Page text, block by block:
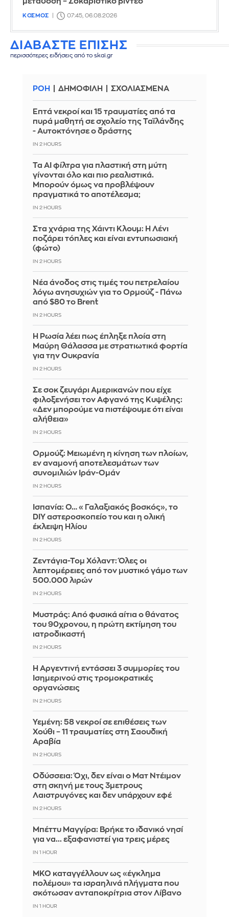
ΚΟΣΜΟΣ 07:45, 06.08.2026
ΔΙΑΒΑΣΤΕ ΕΠΙΣΗΣ
περισσότερες ειδήσεις από το skai.gr
ΡΟΗ ΔΗΜΟΦΙΛΗ ΣΧΟΛΙΑΣΜΕΝΑ
Επτά νεκροί και 15 τραυματίες από τα
πυρά μαθητή σε σχολείο της Ταϊλάνδης
- Αυτοκτόνησε ο δράστης
IN 2 HOURS
Τα AI φίλτρα για πλαστική στη μύτη
γίνονται όλο και πιο ρεαλιστικά.
Μπορούν όμως να προβλέψουν
πραγματικά το αποτέλεσμα;
IN 2 HOURS
Στα χνάρια της Χάιντι Κλουμ: Η Λένι
ποζάρει τόπλες και είναι εντυπωσιακή
(φώτο)
IN 2 HOURS
Νέα άνοδος στις τιμές του πετρελαίου
λόγω ανησυχιών για το Ορμούζ - Πάνω
από $80 το Brent
IN 2 HOURS
Η Ρωσία λέει πως έπληξε πλοία στη
Μαύρη Θάλασσα με στρατιωτικά φορτία
για την Ουκρανία
IN 2 HOURS
Σε σοκ ζευγάρι Αμερικανών που είχε
φιλοξενήσει τον Αφγανό της Κυψέλης:
«Δεν μπορούμε να πιστέψουμε ότι είναι
αλήθεια»
IN 2 HOURS
Ορμούζ: Μειωμένη η κίνηση των πλοίων,
εν αναμονή αποτελεσμάτων των
συνομιλιών Ιράν-Ομάν
IN 2 HOURS
Ισπανία: Ο… «Γαλαξιακός βοσκός», το
DIY αστεροσκοπείο του και η ολική
έκλειψη Ηλίου
IN 2 HOURS
Ζεντάγια-Τομ Χόλαντ: Όλες οι
λεπτομέρειες από τον μυστικό γάμο των
500.000 λιρών
IN 2 HOURS
Μυστράς: Από φυσικά αίτια ο θάνατος
του 90χρονου, η πρώτη εκτίμηση του
ιατροδικαστή
IN 2 HOURS
Η Αργεντινή εντάσσει 3 συμμορίες του
Ισημερινού στις τρομοκρατικές
οργανώσεις
IN 2 HOURS
Υεμένη: 58 νεκροί σε επιθέσεις των
Χούθι – 11 τραυματίες στη Σαουδική
Αραβία
IN 2 HOURS
Οδύσσεια: Όχι, δεν είναι ο Ματ Ντέιμον
στη σκηνή με τους 3μετρους
Λαιστρυγόνες και δεν υπάρχουν εφέ
IN 2 HOURS
Μπέττυ Μαγγίρα: Βρήκε το ιδανικό νησί
για να... εξαφανιστεί για τρεις μέρες
IN 1 HOUR
ΜΚΟ καταγγέλλουν ως «έγκλημα
πολέμου» τα ισραηλινά πλήγματα που
σκότωσαν ανταποκρίτρια στον Λίβανο
IN 1 HOUR